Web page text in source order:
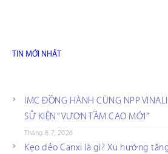
TIN MỚI NHẤT
IMC ĐỒNG HÀNH CÙNG NPP
SỰ KIỆN “VƯƠN TẦM CAO MỚI”
Tháng 8 7, 2026
Kẹo dẻo Canxi là gì? Xu hướng